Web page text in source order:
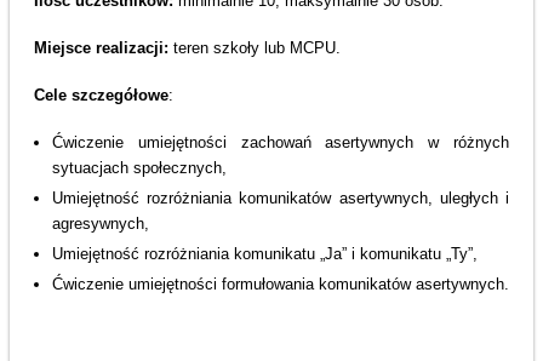
Miejsce realizacji: teren szkoły lub MCPU.
Cele szczegółowe:
Ćwiczenie umiejętności zachowań asertywnych w różnych
sytuacjach społecznych,
Umiejętność rozróżniania komunikatów asertywnych, uległych i
agresywnych,
Umiejętność rozróżniania komunikatu „Ja” i komunikatu „Ty”,
Ćwiczenie umiejętności formułowania komunikatów asertywnych.